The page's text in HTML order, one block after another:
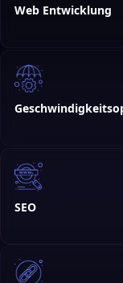
Web Entwicklung
SEO